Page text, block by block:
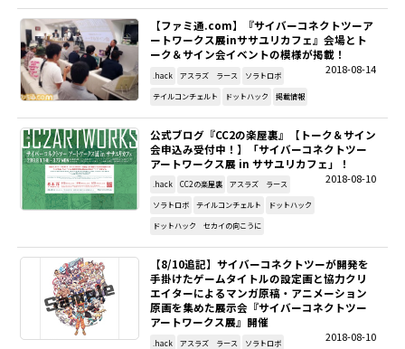
COMPANY
BLOG
RECRUIT
SNS
SITEMAP
【ファミ通.com】『サイバーコネクトツーア
ートワークス展inササユリカフェ』会場とト
ーク＆サイン会イベントの模様が掲載！
2018-08-14
.hack アスラズ ラース ソラトロボ
テイルコンチェルト ドットハック 掲載情報
公式ブログ『CC2の楽屋裏』【トーク＆サイン
会申込み受付中！】「サイバーコネクトツー
アートワークス展 in ササユリカフェ」！
2018-08-10
.hack CC2の楽屋裏 アスラズ ラース
ソラトロボ テイルコンチェルト ドットハック
ドットハック セカイの向こうに
【8/10追記】サイバーコネクトツーが開発を
手掛けたゲームタイトルの設定画と協力クリ
エイターによるマンガ原稿・アニメーション
原画を集めた展示会『サイバーコネクトツー
アートワークス展』開催
2018-08-10
.hack アスラズ ラース ソラトロボ